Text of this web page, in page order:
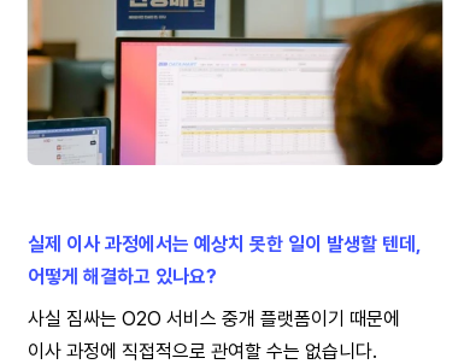
실제 이사 과정에서는 예상치 못한 일이 발생할 텐데,
어떻게 해결하고 있나요?
사실 짐싸는 O2O 서비스 중개 플랫폼이기 때문에
이사 과정에 직접적으로 관여할 수는 없습니다.